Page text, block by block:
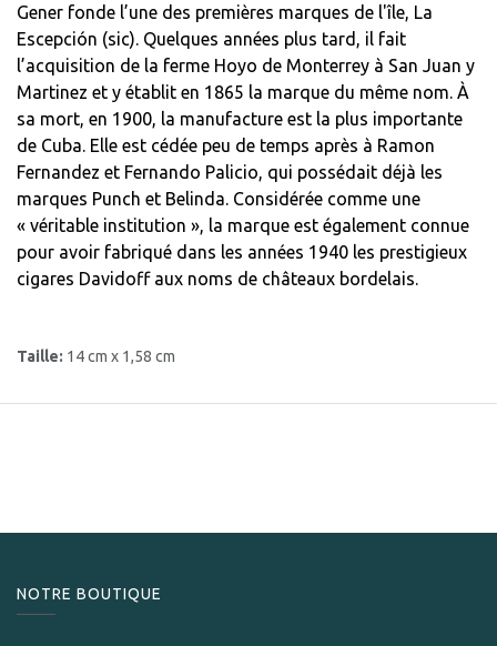
Gener fonde l’une des premières marques de l'île, La
Escepción (sic). Quelques années plus tard, il fait
l’acquisition de la ferme Hoyo de Monterrey à San Juan y
Martinez et y établit en 1865 la marque du même nom. À
sa mort, en 1900, la manufacture est la plus importante
de Cuba. Elle est cédée peu de temps après à Ramon
Fernandez et Fernando Palicio, qui possédait déjà les
marques Punch et Belinda. Considérée comme une
« véritable institution », la marque est également connue
pour avoir fabriqué dans les années 1940 les prestigieux
cigares Davidoff aux noms de châteaux bordelais.
Taille: 14 cm x 1,58 cm
NOTRE BOUTIQUE